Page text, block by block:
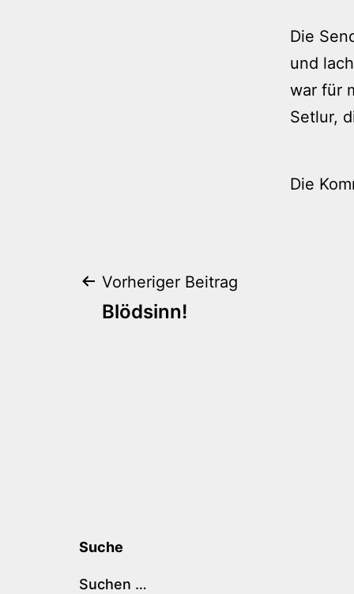
Die
und
war für
Setlur,
Die
Vorheriger Beitrag
Blödsinn!
Suche
Suchen …